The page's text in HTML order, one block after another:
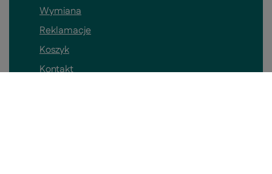
Wymiana
Reklamacje
Koszyk
Kontakt